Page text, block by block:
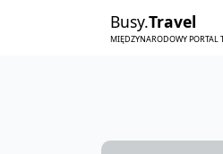
Busy.Travel
MIĘDZYNARODOWY PORTAL